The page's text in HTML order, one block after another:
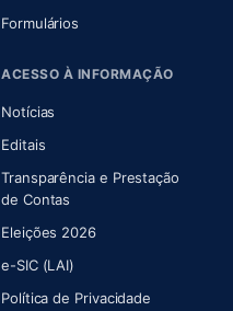
Formulários
ACESSO À INFORMAÇÃO
Notícias
Editais
Transparência e Prestação
de Contas
Eleições 2026
e-SIC (LAI)
Política de Privacidade